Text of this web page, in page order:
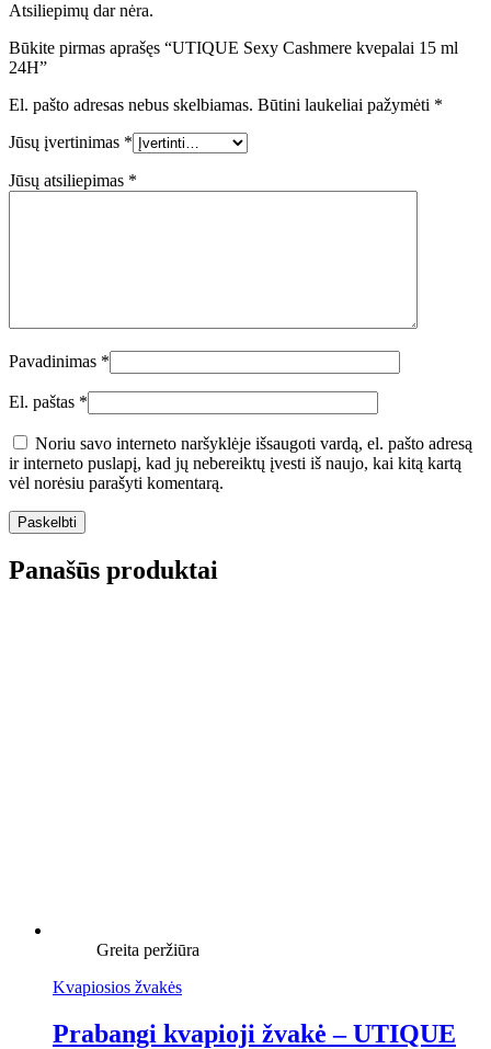
Atsiliepimų dar nėra.
Būkite pirmas aprašęs “UTIQUE Sexy Cashmere kvepalai 15 ml
24H”
El. pašto adresas nebus skelbiamas. Būtini laukeliai pažymėti *
Jūsų įvertinimas *
Jūsų atsiliepimas *
Pavadinimas *
El. paštas *
Noriu savo interneto naršyklėje išsaugoti vardą, el. pašto adresą
ir interneto puslapį, kad jų nebereiktų įvesti iš naujo, kai kitą kartą
vėl norėsiu parašyti komentarą.
Panašūs produktai
Greita peržiūra
Kvapiosios žvakės
Prabangi kvapioji žvakė – UTIQUE